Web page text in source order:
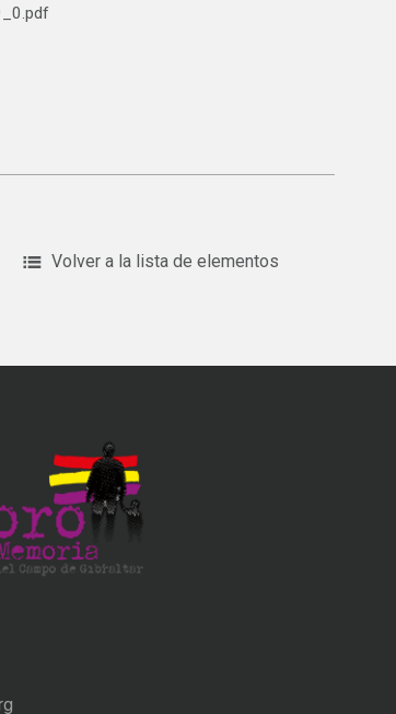
Volver a la lista de elementos